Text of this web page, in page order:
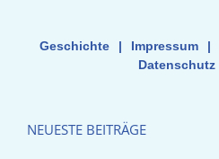
Geschichte | Impressum |
Datenschutz
NEUESTE BEITRÄGE